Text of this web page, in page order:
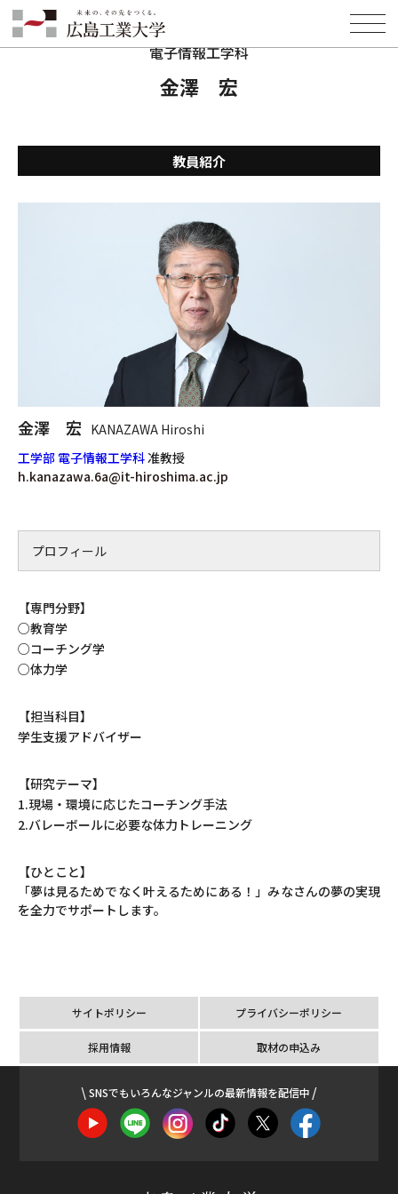
HOME 学部・学科・大学院
教員紹介
金澤 宏
電子情報工学科
金澤 宏
教員紹介
金澤 宏 KANAZAWA Hiroshi
工学部 電子情報工学科准教授
h.kanazawa.6a@it-hiroshima.ac.jp
プロフィール
【専門分野】
○教育学
○コーチング学
○体力学
【担当科目】
学生支援アドバイザー
【研究テーマ】
1.現場・環境に応じたコーチング手法
2.バレーボールに必要な体力トレーニング
【ひとこと】
「夢は見るためでなく叶えるためにある！」みなさんの夢の実現
を全力でサポートします。
サイトポリシー プライバシーポリシー
採用情報 取材の申込み
SNSでもいろんなジャンルの最新情報を配信中